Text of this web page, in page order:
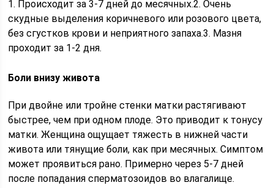
1. Происходит за 3-7 дней до месячных.2. Очень
скудные выделения коричневого или розового цвета,
без сгустков крови и неприятного запаха.3. Мазня
проходит за 1-2 дня.
Боли внизу живота
При двойне или тройне стенки матки растягивают
быстрее, чем при одном плоде. Это приводит к тонусу
матки. Женщина ощущает тяжесть в нижней части
живота или тянущие боли, как при месячных. Симптом
может проявиться рано. Примерно через 5-7 дней
после попадания сперматозоидов во влагалище.